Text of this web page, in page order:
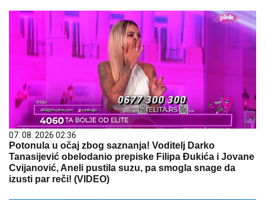
07. 08. 2026 02:36
Potonula u očaj zbog saznanja! Voditelj Darko
Tanasijević obelodanio prepiske Filipa Đukića i Jovane
Cvijanović, Aneli pustila suzu, pa smogla snage da
izusti par reči! (VIDEO)